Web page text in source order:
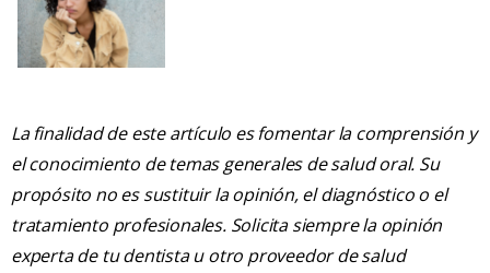
La finalidad de este artículo es fomentar la comprensión y
el conocimiento de temas generales de salud oral. Su
propósito no es sustituir la opinión, el diagnóstico o el
tratamiento profesionales. Solicita siempre la opinión
experta de tu dentista u otro proveedor de salud